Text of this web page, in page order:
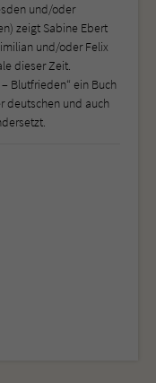
und/oder
zeigt Sabine Ebert
und/oder Felix
dieser Zeit.
Blutfrieden“ ein Buch
deutschen und auch